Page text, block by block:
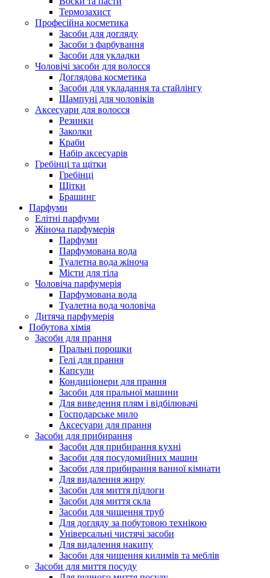
Термозахист
Професійна косметика
Засоби для догляду
Засоби з фарбування
Засоби для укладки
Чоловічі засоби для волосся
Доглядова косметика
Засоби для укладання та стайлінгу
Шампуні для чоловіків
Аксесуари для волосся
Резинки
Заколки
Краби
Набір аксесуарів
Гребінці та щітки
Гребінці
Щітки
Брашинг
Парфуми
Елітні парфуми
Жіноча парфумерія
Парфуми
Парфумована вода
Туалетна вода жіноча
Місти для тіла
Чоловіча парфумерія
Парфумована вода
Туалетна вода чоловіча
Дитяча парфумерія
Побутова хімія
Засоби для прання
Пральні порошки
Гелі для прання
Капсули
Кондиціонери для прання
Засоби для пральної машини
Для виведення плям і відбілювачі
Господарське мило
Аксесуари для прання
Засоби для прибирання
Засоби для прибирання кухні
Засоби для посудомийних машин
Засоби для прибирання ванної кімнати
Для видалення жиру
Засоби для миття підлоги
Засоби для миття скла
Засоби для чищення труб
Для догляду за побутовою технікою
Універсальні чистячі засоби
Для видалення накипу
Засоби для чищення килимів та меблів
Засоби для миття посуду